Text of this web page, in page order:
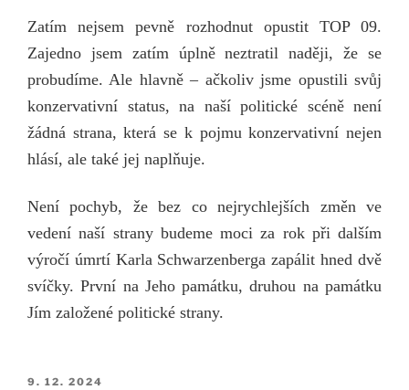
Zatím nejsem pevně rozhodnut opustit TOP 09.
Zajedno jsem zatím úplně neztratil naději, že se
probudíme. Ale hlavně – ačkoliv jsme opustili svůj
konzervativní status, na naší politické scéně není
žádná strana, která se k pojmu konzervativní nejen
hlásí, ale také jej naplňuje.
Není pochyb, že bez co nejrychlejších změn ve
vedení naší strany budeme moci za rok při dalším
výročí úmrtí Karla Schwarzenberga zapálit hned dvě
svíčky. První na Jeho památku, druhou na památku
Jím založené politické strany.
PUBLIKOVÁNO
9. 12. 2024